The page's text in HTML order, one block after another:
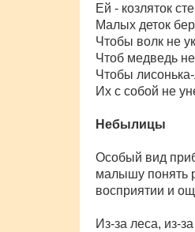
Ей - козляток
Малых деток
Чтобы волк не
Чтоб медведь
Чтобы
Их с собой не
Небылицы
Особый вид
малышу понять
восприятии и
Из-за леса, из-